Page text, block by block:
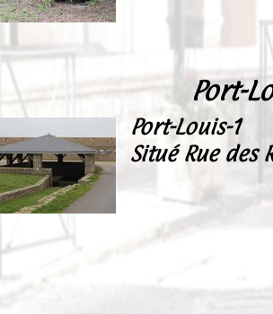
Port-
Port-Louis-1
Situé Rue des